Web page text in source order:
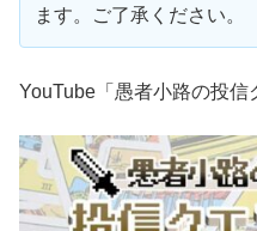
ます。ご了承ください。
YouTube「愚者小路の投信